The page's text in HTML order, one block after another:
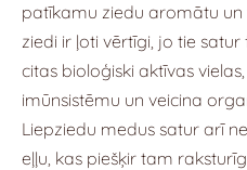
patīkamu ziedu aromātu un
ziedi ir ļoti vērtīgi, jo tie
citas bioloģiski aktīvas
imūnsistēmu un veicina
Liepziedu medus satur arī
eļļu, kas piešķir tam